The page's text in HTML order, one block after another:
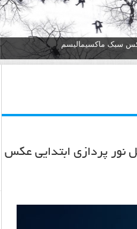
نور پردازی ابتدایی عکس